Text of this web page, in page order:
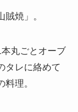
焼」。
丸ごとオーブ
タレに絡めて
理。